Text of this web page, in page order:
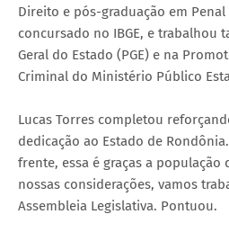
Direito e pós-graduação em Penal
concursado no IBGE, e trabalhou
Geral do Estado (PGE) e na
Criminal do Ministério Público
Lucas Torres completou
dedicação ao Estado de
frente, essa é graças a população
nossas considerações, vamos
Assembleia Legislativa. Pontuou.